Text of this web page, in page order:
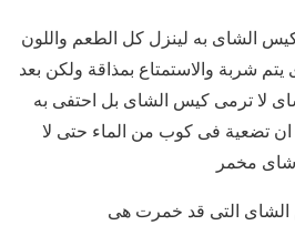
الشاى به لينزل كل الطعم واللون
شربة والاستمتاع بمذاقة ولكن بعد
لا ترمى كيس الشاى بل احتفى به
تضعية فى كوب من الماء حتى لا
مخمر
الشاى التى قد خمرت هى